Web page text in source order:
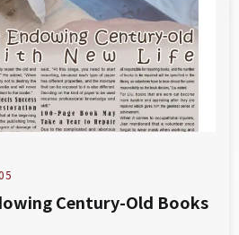
Century-Old Books